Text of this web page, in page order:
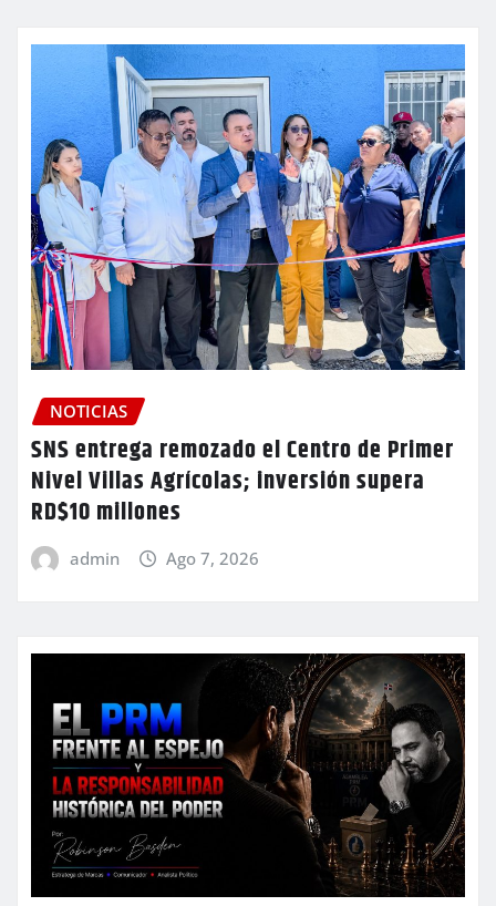
NOTICIAS
SNS entrega remozado el Centro de Primer
Nivel Villas Agrícolas; inversión supera
RD$10 millones
admin Ago 7, 2026